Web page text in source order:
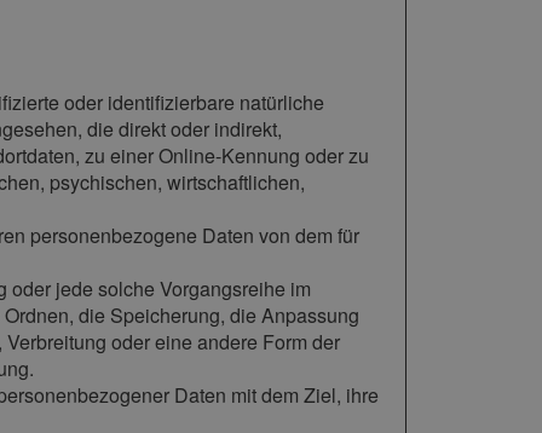
oder identifizierbare natürliche
die direkt oder indirekt,
zu einer Online-Kennung oder zu
psychischen, wirtschaftlichen,
personenbezogene Daten von dem für
oder jede solche Vorgangsreihe im
die Speicherung, die Anpassung
oder eine andere Form der
Daten mit dem Ziel, ihre